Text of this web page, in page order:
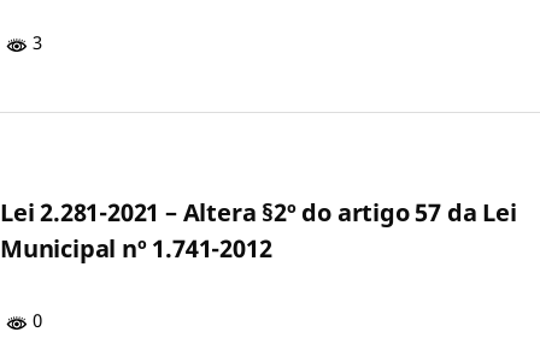
3
Lei 2.281-2021 – Altera §2º do artigo 57 da Lei
Municipal nº 1.741-2012
0